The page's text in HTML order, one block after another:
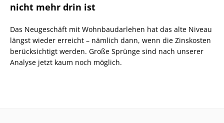
nicht mehr drin ist
Das Neugeschäft mit Wohnbaudarlehen hat das alte Niveau
längst wieder erreicht – nämlich dann, wenn die Zinskosten
berücksichtigt werden. Große Sprünge sind nach unserer
Analyse jetzt kaum noch möglich.